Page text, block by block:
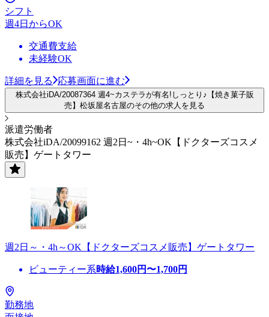
シフト
週4日からOK
交通費支給
未経験OK
詳細を見る 応募画面に進む
株式会社iDA/20087364 週4~カステラが有名!しっとり♪【焼き菓子販
売】松坂屋名古屋のその他の求人を見る
派遣労働者
株式会社iDA/20099162 週2日~・4h~OK【ドクターズコスメ
販売】ゲートタワー
週2日～・4h～OK【ドクターズコスメ販売】ゲートタワー
ビューティー系時給1,600円〜1,700円
勤務地